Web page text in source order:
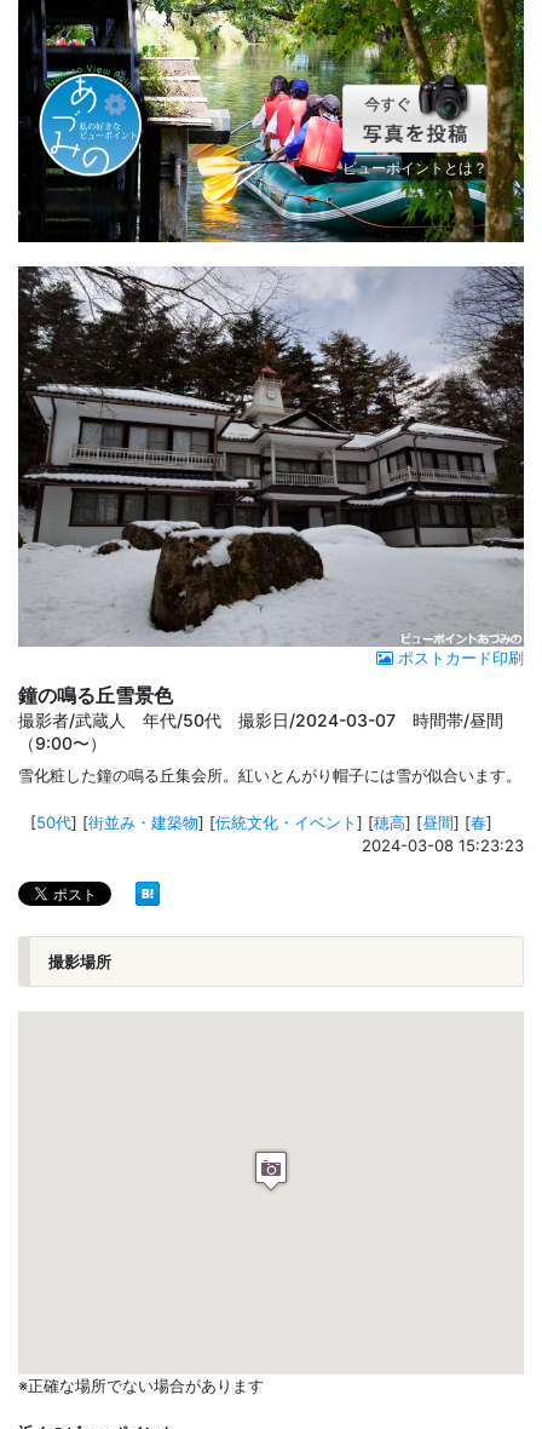
ビューポイントとは？
ポストカード印刷
鐘の鳴る丘雪景色
撮影者/武蔵人 年代/50代 撮影日/2024-03-07 時間帯/昼間
（9:00〜）
雪化粧した鐘の鳴る丘集会所。紅いとんがり帽子には雪が似合います。
[50代] [街並み・建築物] [伝統文化・イベント] [穂高] [昼間] [春]
2024-03-08 15:23:23
撮影場所
※正確な場所でない場合があります